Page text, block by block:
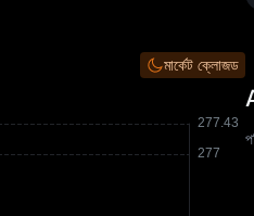
মার্কেট ক্লোজড